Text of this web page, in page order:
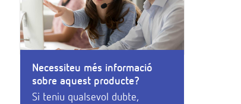
Necessiteu més informació
sobre aquest producte?
Si teniu qualsevol dubte,